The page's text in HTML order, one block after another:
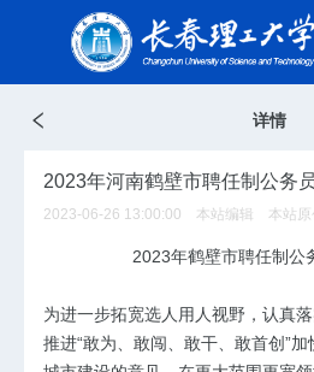
详情
2023年河南鹤壁市聘任制公务
2023-06-26 13:00:00 本站编辑 本站
2023年鹤壁市聘任制公
为进一步拓宽选人用人视野，认真
推进“敢为、敢闯、敢干、敢首创”